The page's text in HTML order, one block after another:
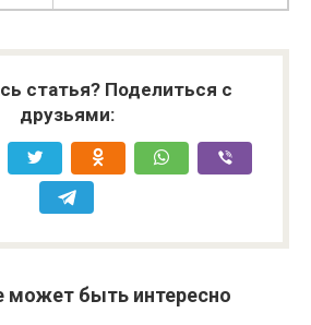
статья? Поделиться с
друзьями:
может быть интересно